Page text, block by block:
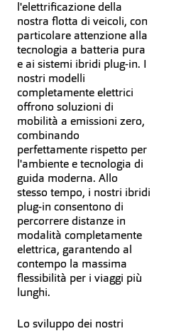
l'elettrificazione della
nostra flotta di veicoli, con
particolare attenzione alla
tecnologia a batteria pura
e ai sistemi ibridi plug-in. I
nostri modelli
completamente elettrici
offrono soluzioni di
mobilità a emissioni zero,
combinando
perfettamente rispetto per
l'ambiente e tecnologia di
guida moderna. Allo
stesso tempo, i nostri ibridi
plug-in consentono di
percorrere distanze in
modalità completamente
elettrica, garantendo al
contempo la massima
flessibilità per i viaggi più
lunghi.
Lo sviluppo dei nostri